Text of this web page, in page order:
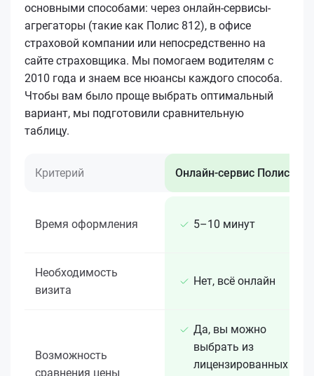
основными способами: через онлайн-сервисы-
агрегаторы (такие как Полис 812), в офисе
страховой компании или непосредственно на
сайте страховщика. Мы помогаем водителям с
2010 года и знаем все нюансы каждого способа.
Чтобы вам было проще выбрать оптимальный
вариант, мы подготовили сравнительную
таблицу.
Критерий Онлайн-сервис Полис 812
Время оформления 5–10 минут
Необходимость
визита
Нет, всё онлайн
Возможность
сравнения цены
Да, вы можно
выбрать из
лицензированных 15+